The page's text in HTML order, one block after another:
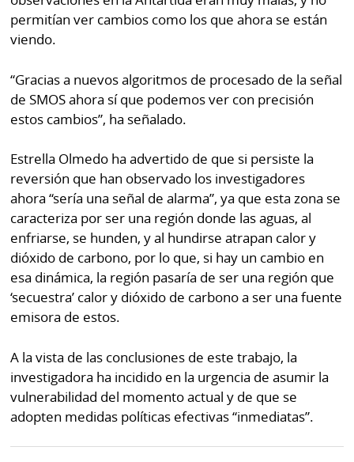
permitían ver cambios como los que ahora se están
viendo.
“Gracias a nuevos algoritmos de procesado de la señal
de SMOS ahora sí que podemos ver con precisión
estos cambios”, ha señalado.
Estrella Olmedo ha advertido de que si persiste la
reversión que han observado los investigadores
ahora “sería una señal de alarma”, ya que esta zona se
caracteriza por ser una región donde las aguas, al
enfriarse, se hunden, y al hundirse atrapan calor y
dióxido de carbono, por lo que, si hay un cambio en
esa dinámica, la región pasaría de ser una región que
‘secuestra’ calor y dióxido de carbono a ser una fuente
emisora de estos.
A la vista de las conclusiones de este trabajo, la
investigadora ha incidido en la urgencia de asumir la
vulnerabilidad del momento actual y de que se
adopten medidas políticas efectivas “inmediatas”.